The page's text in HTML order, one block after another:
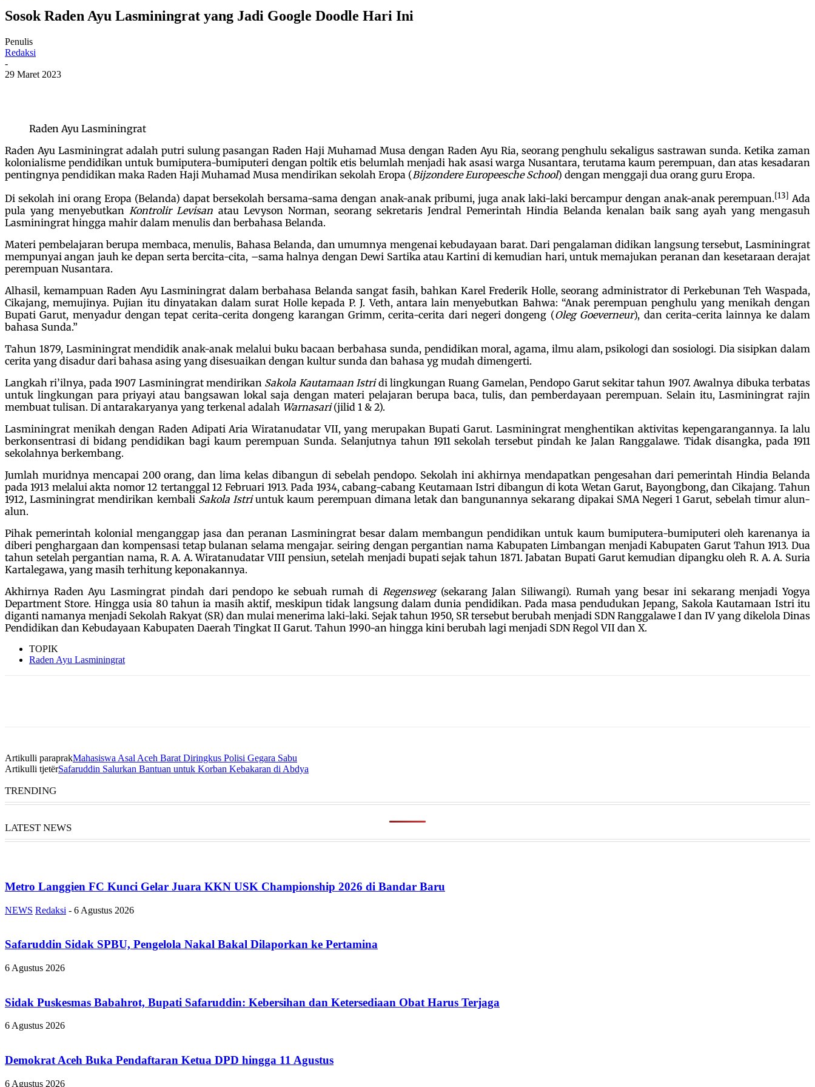
Sosok Raden Ayu Lasminingrat yang Jadi Google Doodle Hari Ini
Penulis
Redaksi
-
29 Maret 2023
Raden Ayu Lasminingrat
Raden Ayu Lasminingrat adalah putri sulung pasangan Raden Haji Muhamad Musa dengan Raden Ayu Ria, seorang penghulu sekaligus sastrawan sunda. Ketika zaman
kolonialisme pendidikan untuk bumiputera-bumiputeri dengan poltik etis belumlah menjadi hak asasi warga Nusantara, terutama kaum perempuan, dan atas kesadaran
pentingnya pendidikan maka Raden Haji Muhamad Musa mendirikan sekolah Eropa (Bijzondere Europeesche School) dengan menggaji dua orang guru Eropa.
Di sekolah ini orang Eropa (Belanda) dapat bersekolah bersama-sama dengan anak-anak pribumi, juga anak laki-laki bercampur dengan anak-anak perempuan.[13] Ada
pula yang menyebutkanKontrolir Levisan atau Levyson Norman, seorang sekretaris Jendral Pemerintah Hindia Belanda kenalan baik sang ayah yang mengasuh
Lasminingrat hingga mahir dalam menulis dan berbahasa Belanda.
Materi pembelajaran berupa membaca, menulis, Bahasa Belanda, dan umumnya mengenai kebudayaan barat. Dari pengalaman didikan langsung tersebut, Lasminingrat
mempunyai angan jauh ke depan serta bercita-cita, –sama halnya dengan Dewi Sartika atau Kartini di kemudian hari, untuk memajukan peranan dan kesetaraan derajat
perempuan Nusantara.
Alhasil, kemampuan Raden Ayu Lasminingrat dalam berbahasa Belanda sangat fasih, bahkan Karel Frederik Holle, seorang administrator di Perkebunan Teh Waspada,
Cikajang, memujinya. Pujian itu dinyatakan dalam surat Holle kepada P. J. Veth, antara lain menyebutkan Bahwa: “Anak perempuan penghulu yang menikah dengan
Bupati Garut, menyadur dengan tepat cerita-cerita dongeng karangan Grimm, cerita-cerita dari negeri dongeng (Oleg Goeverneur), dan cerita-cerita lainnya ke dalam
bahasa Sunda.”
Tahun 1879, Lasminingrat mendidik anak-anak melalui buku bacaan berbahasa sunda, pendidikan moral, agama, ilmu alam, psikologi dan sosiologi. Dia sisipkan dalam
cerita yang disadur dari bahasa asing yang disesuaikan dengan kultur sunda dan bahasa yg mudah dimengerti.
Langkah ri’ilnya, pada 1907 Lasminingrat mendirikan Sakola Kautamaan Istridi lingkungan Ruang Gamelan, Pendopo Garut sekitar tahun 1907. Awalnya dibuka terbatas
untuk lingkungan para priyayi atau bangsawan lokal saja dengan materi pelajaran berupa baca, tulis, dan pemberdayaan perempuan. Selain itu, Lasminingrat rajin
membuat tulisan. Di antarakaryanya yang terkenal adalah Warnasari(jilid 1 & 2).
Lasminingrat menikah dengan Raden Adipati Aria Wiratanudatar VII, yang merupakan Bupati Garut. Lasminingrat menghentikan aktivitas kepengarangannya. Ia lalu
berkonsentrasi di bidang pendidikan bagi kaum perempuan Sunda. Selanjutnya tahun 1911 sekolah tersebut pindah ke Jalan Ranggalawe. Tidak disangka, pada 1911
sekolahnya berkembang.
Jumlah muridnya mencapai 200 orang, dan lima kelas dibangun di sebelah pendopo. Sekolah ini akhirnya mendapatkan pengesahan dari pemerintah Hindia Belanda
pada 1913 melalui akta nomor 12 tertanggal 12 Februari 1913. Pada 1934, cabang-cabang Keutamaan Istri dibangun di kota Wetan Garut, Bayongbong, dan Cikajang. Tahun
1912, Lasminingrat mendirikan kembali Sakola Istriuntuk kaum perempuan dimana letak dan bangunannya sekarang dipakai SMA Negeri 1 Garut, sebelah timur alun-
alun.
Pihak pemerintah kolonial menganggap jasa dan peranan Lasminingrat besar dalam membangun pendidikan untuk kaum bumiputera-bumiputeri oleh karenanya ia
diberi penghargaan dan kompensasi tetap bulanan selama mengajar. seiring dengan pergantian nama Kabupaten Limbangan menjadi Kabupaten Garut Tahun 1913. Dua
tahun setelah pergantian nama, R. A. A. Wiratanudatar VIII pensiun, setelah menjadi bupati sejak tahun 1871. Jabatan Bupati Garut kemudian dipangku oleh R. A. A. Suria
Kartalegawa, yang masih terhitung keponakannya.
Akhirnya Raden Ayu Lasmingrat pindah dari pendopo ke sebuah rumah di Regensweg(sekarang Jalan Siliwangi). Rumah yang besar ini sekarang menjadi Yogya
Department Store. Hingga usia 80 tahun ia masih aktif, meskipun tidak langsung dalam dunia pendidikan. Pada masa pendudukan Jepang, Sakola Kautamaan Istri itu
diganti namanya menjadi Sekolah Rakyat (SR) dan mulai menerima laki-laki. Sejak tahun 1950, SR tersebut berubah menjadi SDN Ranggalawe I dan IV yang dikelola Dinas
Pendidikan dan Kebudayaan Kabupaten Daerah Tingkat II Garut. Tahun 1990-an hingga kini berubah lagi menjadi SDN Regol VII dan X.
TOPIK
Raden Ayu Lasminingrat
Artikulli paraprakMahasiswa Asal Aceh Barat Diringkus Polisi Gegara Sabu
Artikulli tjetërSafaruddin Salurkan Bantuan untuk Korban Kebakaran di Abdya
TRENDING
LATEST NEWS
Metro Langgien FC Kunci Gelar Juara KKN USK Championship 2026 di Bandar Baru
NEWS Redaksi - 6 Agustus 2026
Safaruddin Sidak SPBU, Pengelola Nakal Bakal Dilaporkan ke Pertamina
6 Agustus 2026
Sidak Puskesmas Babahrot, Bupati Safaruddin: Kebersihan dan Ketersediaan Obat Harus Terjaga
6 Agustus 2026
Demokrat Aceh Buka Pendaftaran Ketua DPD hingga 11 Agustus
6 Agustus 2026